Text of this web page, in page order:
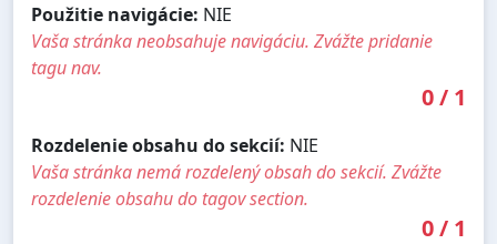
Použitie navigácie: NIE
Vaša stránka neobsahuje navigáciu. Zvážte pridanie
tagu nav.
0/ 1
Rozdelenie obsahu do sekcií: NIE
Vaša stránka nemá rozdelený obsah do sekcií. Zvážte
rozdelenie obsahu do tagov section.
0/ 1